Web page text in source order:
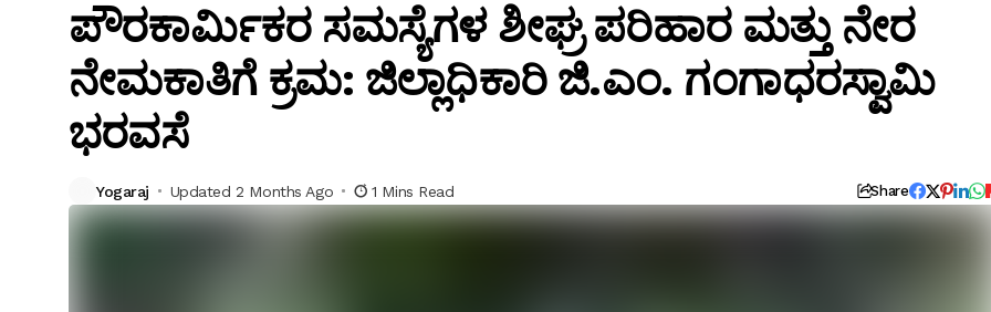
ಪೌರಕಾರ್ಮಿಕರ ಸಮಸ್ಯೆಗಳ ಶೀಘ್ರ ಪರಿಹಾರ ಮತ್ತು ನೇರ
ನೇಮಕಾತಿಗೆ ಕ್ರಮ: ಜಿಲ್ಲಾಧಿಕಾರಿ ಜಿ.ಎಂ. ಗಂಗಾಧರಸ್ವಾಮಿ
ಭರವಸೆ
Yogaraj Updated 2 Months Ago 1 Mins Read Share